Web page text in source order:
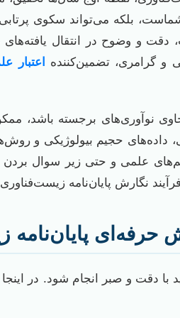
بلکه می‌تواند سکوی
و وضوح در انتقال
و گرامری، تضمین‌کننده
اعتبار
نوآوری‌های برجسته باشد،
داده‌های حجیم بیولوژیکی و
علمی و حتی زیر سوال بردن
نگارش پایان‌نامه
حرفه‌ای پایان‌نامه
با دقت و صبر انجام شود. در